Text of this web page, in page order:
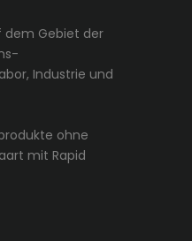
dem Gebiet der
Industrie und
ohne
mit Rapid